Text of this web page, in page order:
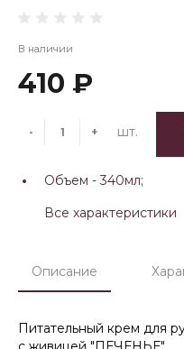
В наличии
410 ₽
- + шт.
Объем -340мл;
Все характеристики
Описание
Питательный крем для